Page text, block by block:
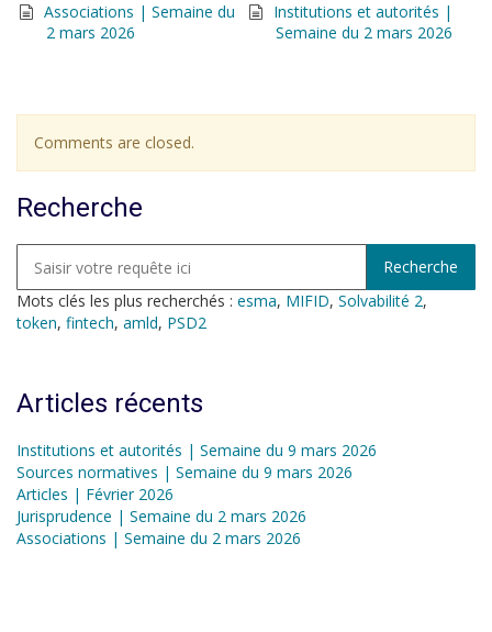
Associations | Semaine du
2 mars 2026
Institutions et autorités |
Semaine du 2 mars 2026
Comments are closed.
Recherche
Mots clés les plus recherchés : esma, MIFID, Solvabilité 2,
token, fintech, amld, PSD2
Articles récents
Institutions et autorités | Semaine du 9 mars 2026
Sources normatives | Semaine du 9 mars 2026
Articles | Février 2026
Jurisprudence | Semaine du 2 mars 2026
Associations | Semaine du 2 mars 2026